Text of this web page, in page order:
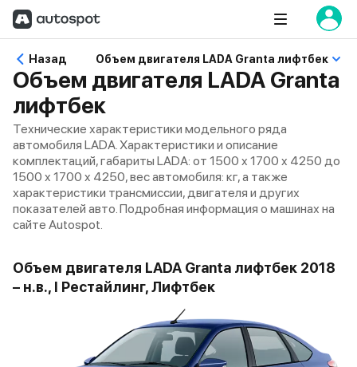
Назад Объем двигателя LADA Granta лифтбек
Объем двигателя LADA Granta
лифтбек
Технические характеристики модельного ряда
автомобиля LADA. Характеристики и описание
комплектаций, габариты LADA: от 1500 x 1700 x 4250 до
1500 x 1700 x 4250, вес автомобиля: кг, а также
характеристики трансмиссии, двигателя и других
показателей авто. Подробная информация о машинах на
сайте Autospot.
Объем двигателя LADA Granta лифтбек 2018
– н.в., I Рестайлинг, Лифтбек